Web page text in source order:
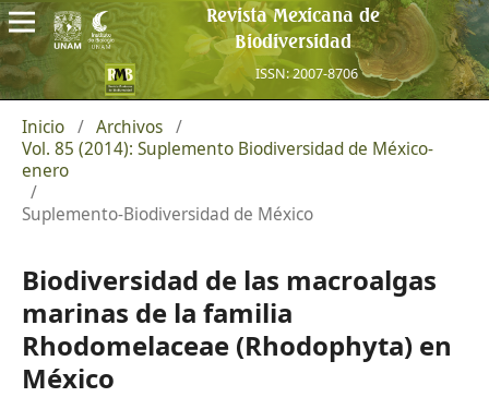
Revista Mexicana de
Biodiversidad
ISSN: 2007-8706
Inicio / Archivos /
Vol. 85 (2014): Suplemento Biodiversidad de México-
enero
/
Suplemento-Biodiversidad de México
Biodiversidad de las macroalgas
marinas de la familia
Rhodomelaceae (Rhodophyta) en
México